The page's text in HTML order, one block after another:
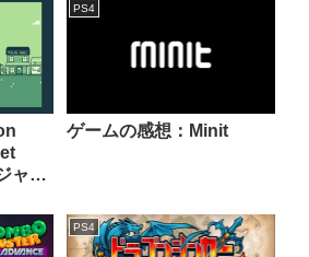
ャー
PS4
ゲームの感想：Minit
PS4